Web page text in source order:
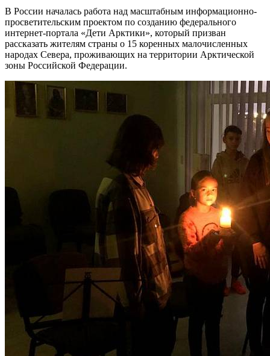
В России началась работа над масштабным информационно-
просветительским проектом по созданию федерального
интернет-портала «Дети Арктики», который призван
рассказать жителям страны о 15 коренных малочисленных
народах Севера, проживающих на территории Арктической
зоны Российской Федерации.